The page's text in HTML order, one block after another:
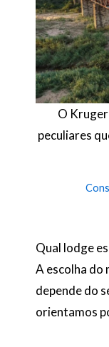
O
peculiares
Qual lodge
A escolha do
depende do
orientamos